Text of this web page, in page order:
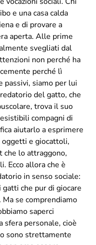
e una casa calda
e di provare a
aperta. Alle prime
svegliati dal
non perché ha
perché lì
siamo per lui
del gatto, che
trova il suo
compagni di
aiutarlo a esprimere
oggetti e giocattoli,
che lo attraggono,
Ecco allora che è
in senso sociale:
che pur di giocare
se comprendiamo
saperci
sfera personale, cioè
sono strettamente